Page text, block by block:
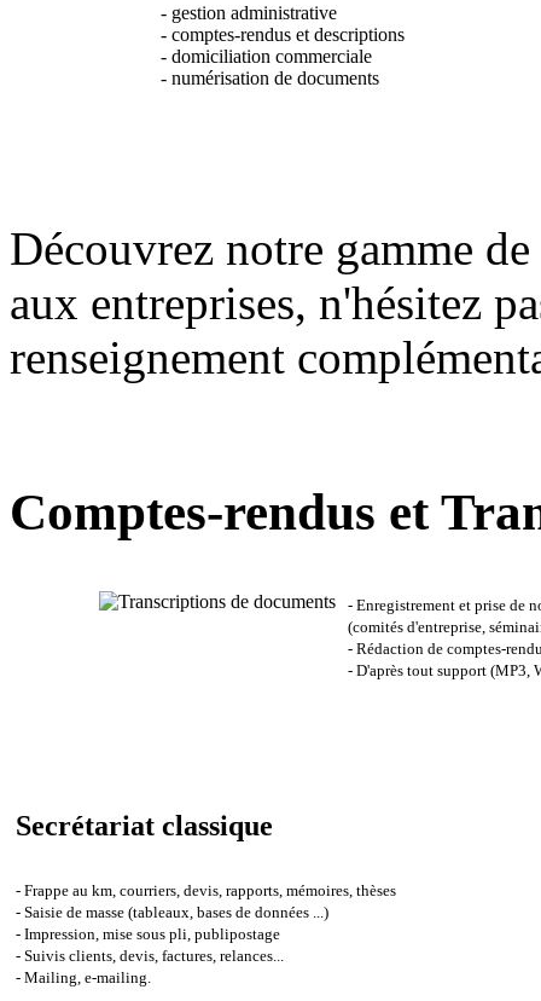
- gestion administrative
- comptes-rendus et descriptions
- domiciliation commerciale
- numérisation de documents
Découvrez notre gamme
aux entreprises, n'hésitez
renseignement
Comptes-rendus et
- Enregistrement et prise de
(comités d'entreprise,
- Rédaction de comptes-
- D'après tout support (MP3,
Secrétariat classique
- Frappe au km, courriers, devis, rapports, mémoires, thèses
- Saisie de masse (tableaux, bases de données ...)
- Impression, mise sous pli, publipostage
- Suivis clients, devis, factures, relances..
- Mailing, e-mailing.